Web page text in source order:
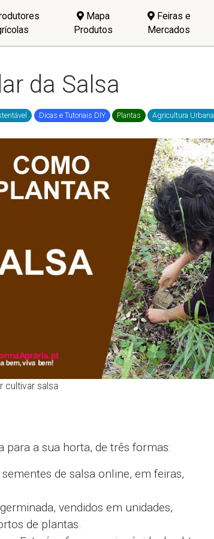
Mapa
Produtos
Feiras e
Mercados
da Salsa
Dicas e Tutoriais DIY Plantas Agricultura Urbana
cultivar salsa
para a sua horta, de três formas:
de salsa online, em feiras,
vendidos em unidades,
de plantas.